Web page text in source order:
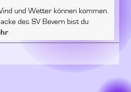
und Wetter können kommen.
des SV Bevern bist du